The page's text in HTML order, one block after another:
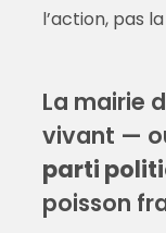
l’action, pas
La mairie
vivant —
parti
poisson